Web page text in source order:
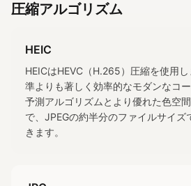
圧縮アルゴリズム
HEIC
HEICはHEVC（H.265）圧縮を使用
準よりも著しく効率的なモダンなコ
予測アルゴリズムとより優れた色空
で、JPEGの約半分のファイルサイズ
きます。